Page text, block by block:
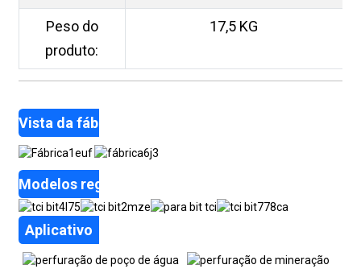
Peso do
produto:
17,5 KG
Vista da fábrica
Modelos regulares
Aplicativo